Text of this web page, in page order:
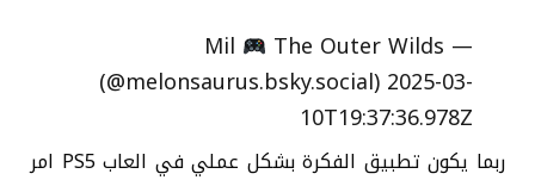
— Mil
The Outer Wilds
(@melonsaurus.bsky.social) 2025-03-
10T19:37:36.978Z
ربما يكون تطبيق الفكرة بشكل عملي في العاب PS5 امر